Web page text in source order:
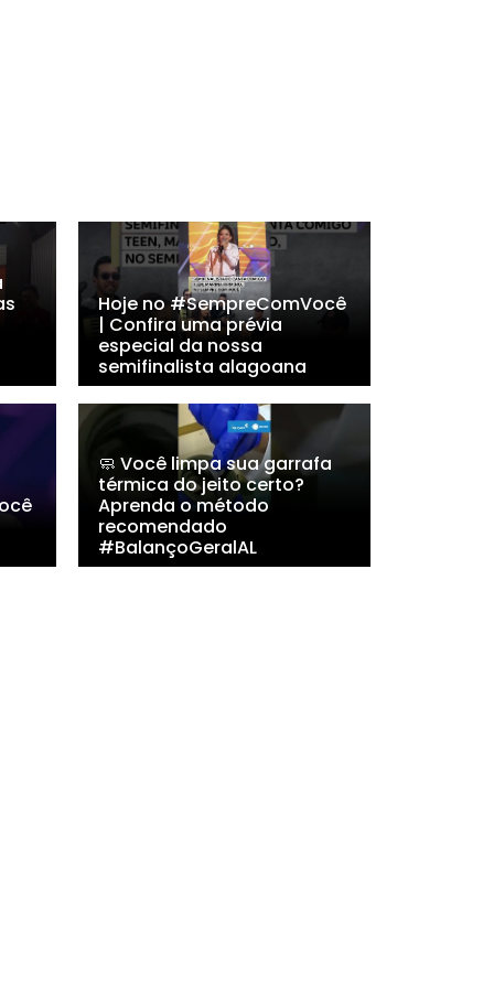
Hoje no #SempreComVocê
| Confira uma prévia
especial da nossa
semifinalista alagoana
🧼 Você limpa sua garrafa
térmica do jeito certo?
Aprenda o método
recomendado
#BalançoGeralAL